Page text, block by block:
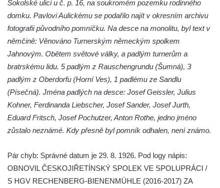
Kenotaf Josefa Matese na hřbitově v Lužici
Pamětní deska Giuseppe Capella na
hřbitově v Lužici
Kenotaf Emila Miksche na hřbitově v Lužici
Pomník vojákům Rudé armády na hřbitově
v Kozlech
Pamětní deska pochodu smrti v Saupsdorfu
Pomník obětem 2. světové války v parku
Památník obětem holokaustu v Lipové ulici
v Duchcově
Sokolské ulici u č. p. 16, na soukromém pozemku rodinného
domku. Pavlovi Aulickému se podařilo najít v okresním archivu
fotografii původního pomníčku. Na desce na monolitu, byl text v
němčině: Věnováno Turnerským německým spolkem
Jahnovým. Obětem světové války, a padlým turnerům a
bratrskému lidu. 5 padlým z Rauschengrundu (Šumná), 3
padlým z Oberdorfu (Horní Ves), 1 padlému ze Sandlu
(Písečná). Jména padlých na desce: Josef Geissler, Julius
Kohner, Ferdinanda Liebscher, Josef Sander, Josef Jurth,
Eduard Fritsch, Josef Pochutzer, Anton Rothe, jedno jméno
zůstalo neznámé. Kdy přesně byl pomník odhalen, není známo.
Pár chyb: Správné datum je 29. 8. 1926. Pod logy nápis:
OBNOVIL ČESKOJIŘETÍNSKÝ SPOLEK VE SPOLUPRÁCI /
S HGV RECHENBERG-BIENENMÜHLE (2016-2017) ZA